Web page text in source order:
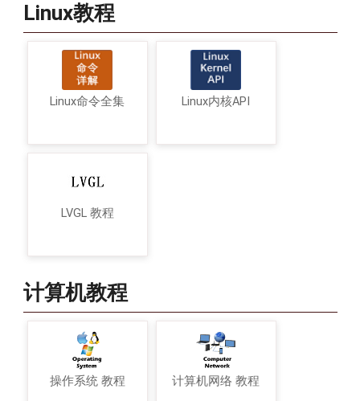
Linux教程
Linux命令全集 Linux内核API
LVGL 教程
计算机教程
操作系统 教程 计算机网络 教程